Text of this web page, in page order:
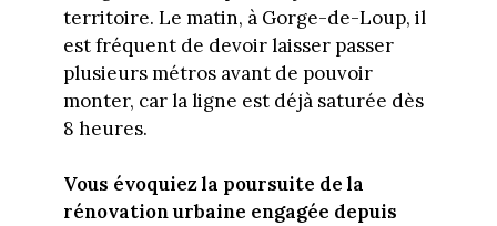
territoire. Le matin, à Gorge-de-Loup, il
est fréquent de devoir laisser passer
plusieurs métros avant de pouvoir
monter, car la ligne est déjà saturée dès
8 heures.
Vous évoquiez la poursuite de la
rénovation urbaine engagée depuis